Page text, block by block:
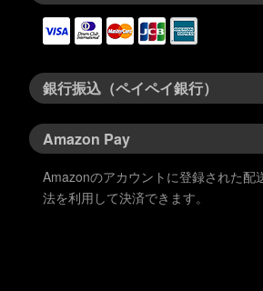
銀行振込（ペイペイ銀行）
Amazon Pay
Amazonのアカウントに登録された配
法を利用して決済できます。